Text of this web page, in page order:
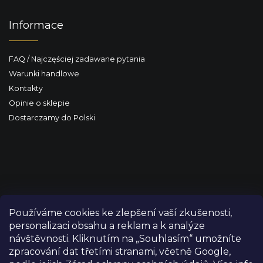
Používáme cookies ke zlepšení vaší zkušenosti,
personalizaci obsahu a reklam a k analýze
návštěvnosti. Kliknutím na „Souhlasím“ umožníte
zpracování dat třetími stranami, včetně Google,
Informace
FAQ / Najczęściej zadawane pytania
Warunki handlowe
Kontakty
Opinie o sklepie
Dostarczamy do Polski